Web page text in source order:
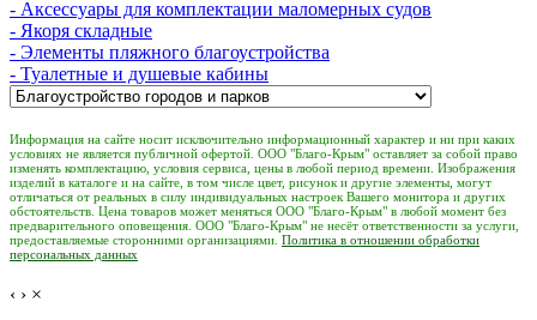
- Аксессуары для комплектации маломерных судов
- Якоря складные
- Элементы пляжного благоустройства
- Туалетные и душевые кабины
Информация на сайте носит исключительно информационный характер и ни при каких
условиях не является публичной офертой. ООО "Благо-Крым" оставляет за собой право
изменять комплектацию, условия сервиса, цены в любой период времени. Изображения
изделий в каталоге и на сайте, в том числе цвет, рисунок и другие элементы, могут
отличаться от реальных в силу индивидуальных настроек Вашего монитора и других
обстоятельств. Цена товаров может меняться ООО "Благо-Крым" в любой момент без
предварительного оповещения. ООО "Благо-Крым" не несёт ответственности за услуги,
предоставляемые сторонними организациями. Политика в отношении обработки
персональных данных
‹ › ×